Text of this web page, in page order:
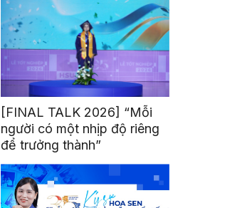
[FINAL TALK 2026] “Mỗi
người có một nhịp độ riêng
để trưởng thành”